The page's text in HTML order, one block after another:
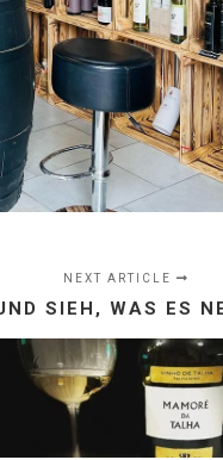
NEXT ARTICLE
SIEH, WAS ES